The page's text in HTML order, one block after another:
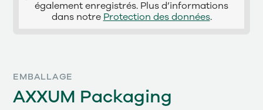
également enregistrés. Plus d’informations
dans notre Protection des données.
EMBALLAGE
AXXUM Packaging